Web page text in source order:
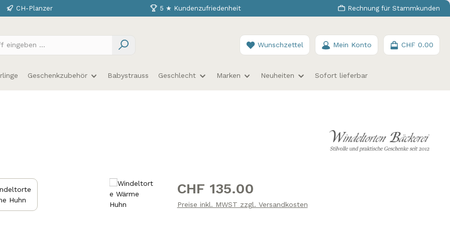
CH-Planzer 5 ★ Kundenzufriedenheit Rechnung für Stammkunden
Wunschzettel Du hast 0 Produkte auf dem Merkzettel
Mein Konto CHF 0.00
Geschenkzubehör Babystrauss Geschlecht Marken Neuheiten Sofort lieferbar
Regulärer Preis:
CHF 135.00
Preise inkl. MWST zzgl. Versandkosten